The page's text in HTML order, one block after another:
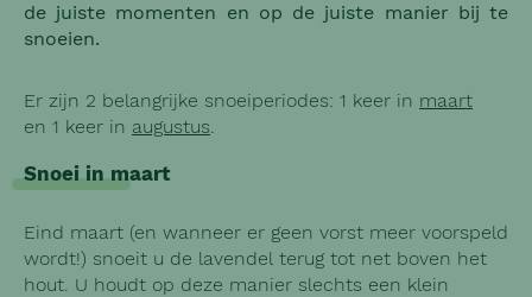
de juiste momenten en op de juiste manier bij te
snoeien.
Er zijn 2 belangrijke snoeiperiodes: 1 keer in maart
en 1 keer in augustus.
Snoei in maart
Eind maart (en wanneer er geen vorst meer voorspeld
wordt!) snoeit u de lavendel terug tot net boven het
hout. U houdt op deze manier slechts een klein